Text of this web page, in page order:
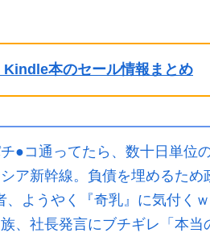
Kindle本のセール情報まとめ
●コ通ってたら、数十日単位
ア新幹線。負債を埋めるた
、ようやく『奇乳』に気付く
、社長発言にブチギレ「本当